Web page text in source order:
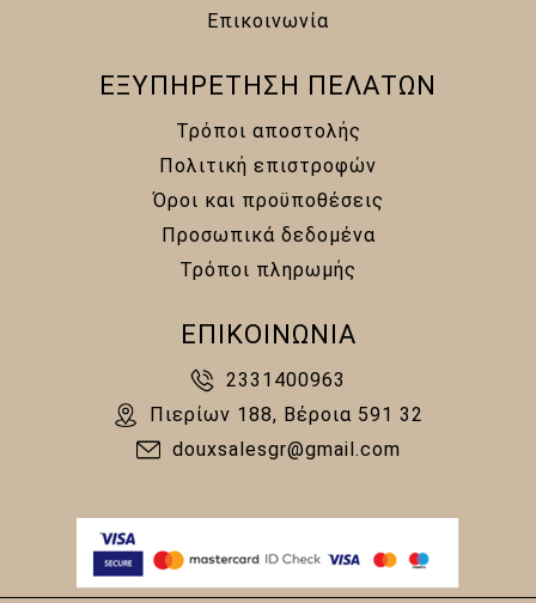
Επικοινωνία
ΕΞΥΠΗΡΕΤΗΣΗ ΠΕΛΑΤΩΝ
Τρόποι αποστολής
Πολιτική επιστροφών
Όροι και προϋποθέσεις
Προσωπικά δεδομένα
Τρόποι πληρωμής
ΕΠΙΚΟΙΝΩΝΙΑ
2331400963
Πιερίων 188, Βέροια 591 32
douxsalesgr@gmail.com